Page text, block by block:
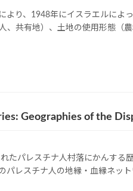
より、1948年にイスラエルによ
、共有地）、土地の使用形態（
Geographies of the
たパレスチナ人村落にかんする
パレスチナ人の地縁・血縁ネッ